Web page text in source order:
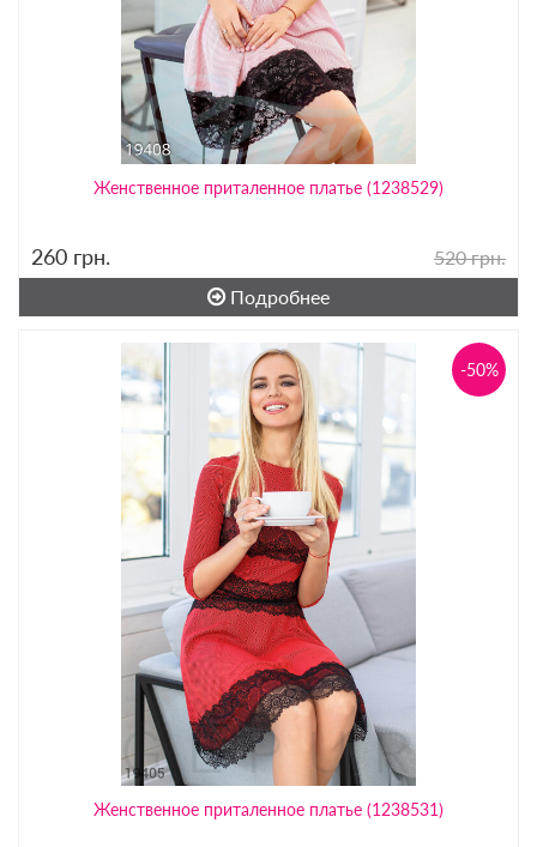
Женственное приталенное платье (1238529)
260 грн.
520 грн.
Подробнее
Женственное приталенное платье (1238531)
-50%